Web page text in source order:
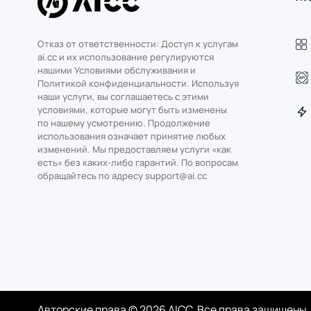
Отказ от ответственности: Доступ к услугам
ai.cc и их использование регулируются
нашими Условиями обслуживания и
Политикой конфиденциальности. Используя
наши услуги, вы соглашаетесь с этими
условиями, которые могут быть изменены
по нашему усмотрению. Продолжение
использования означает принятие любых
изменений. Мы предоставляем услуги «как
есть» без каких-либо гарантий. По вопросам
обращайтесь по адресу support@ai.cc